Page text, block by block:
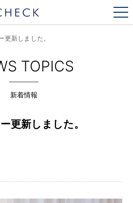
更新しました。
TOPICS
新着情報
更新しました。